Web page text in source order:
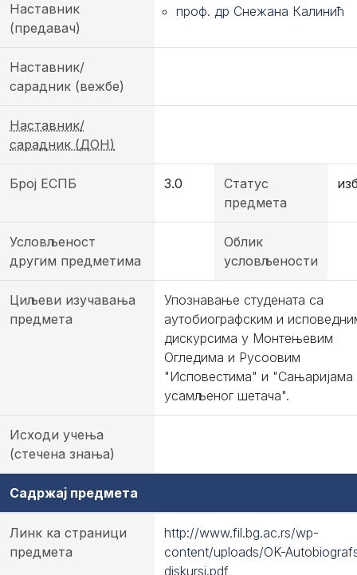
Наставник
(предавач)
проф. др Снежана Калинић
Наставник/
сарадник (вежбе)
Наставник/
сарадник (ДОН)
Број ЕСПБ 3.0
Статус
предмета
Условљеност
другим предметима
Облик
условљености
Циљеви изучавања
предмета
Упознавање студената са
аутобиографским и
дискурсима у Монтењевим
Огледима и Русоовим
"Исповестима" и "Сањаријама
усамљеног шетача".
Исходи учења
(стечена знања)
Садржај предмета
Линк ка страници
предмета
http://www.fil.bg.ac.rs/wp-
content/uploads/OK-
diskursi.pdf